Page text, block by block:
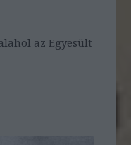
az Egyesült